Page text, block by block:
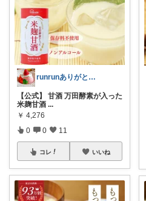
runrunありがとう( ◠‿◠ )
【公式】 甘酒 万田酵素が入った
米麹甘酒 ...
￥ 4,276
0 0 11
コレ いいね